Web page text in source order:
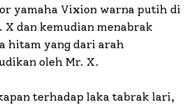
yamaha Vixion warna putih di
X dan kemudian menabrak
hitam yang dari arah
oleh Mr. X.
terhadap laka tabrak lari,